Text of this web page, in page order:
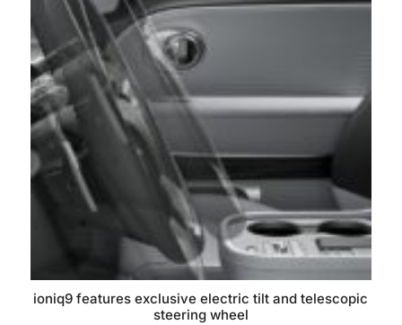
ioniq9 features exclusive electric tilt and telescopic
steering wheel